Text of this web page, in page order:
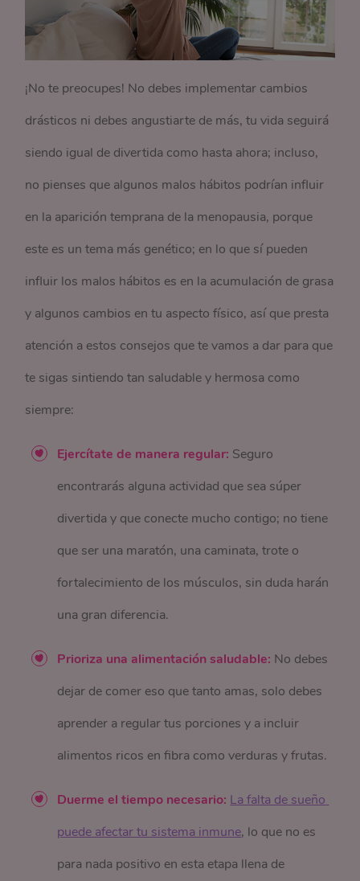
¡No te preocupes! No debes implementar cambios
drásticos ni debes angustiarte de más, tu vida seguirá
siendo igual de divertida como hasta ahora; incluso,
no pienses que algunos malos hábitos podrían influir
en la aparición temprana de la menopausia, porque
este es un tema más genético; en lo que sí pueden
influir los malos hábitos es en la acumulación de grasa
y algunos cambios en tu aspecto físico, así que presta
atención a estos consejos que te vamos a dar para que
te sigas sintiendo tan saludable y hermosa como
siempre:
Ejercítate de manera regular: Seguro
encontrarás alguna actividad que sea súper
divertida y que conecte mucho contigo; no tiene
que ser una maratón, una caminata, trote o
fortalecimiento de los músculos, sin duda harán
una gran diferencia.
Prioriza una alimentación saludable: No debes
dejar de comer eso que tanto amas, solo debes
aprender a regular tus porciones y a incluir
alimentos ricos en fibra como verduras y frutas.
Duerme el tiempo necesario: La falta de sueño
puede afectar tu sistema inmune, lo que no es
para nada positivo en esta etapa llena de